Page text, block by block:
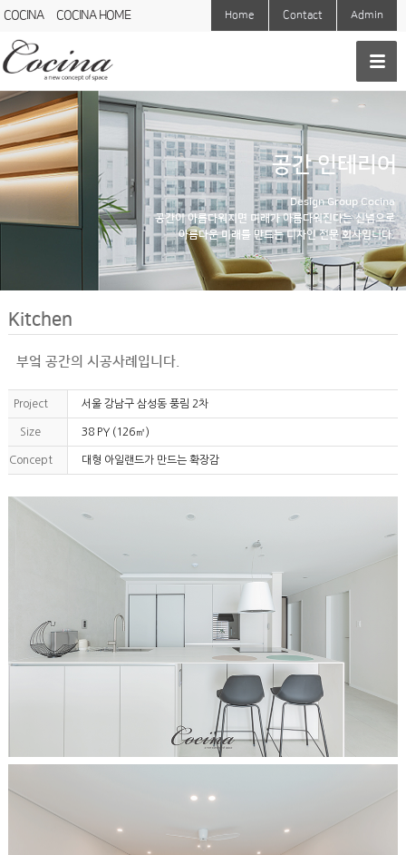
COCINA COCINA HOME Home Contact Admin
공간 인테리어
Design Group Cocina
공간이 아름다워지면 미래가 아름다워진다는 신념으로
아름다운 미래를 만드는 디자인 전문 회사입니다.
Kitchen
부엌 공간의 시공사례입니다.
Project 서울 강남구 삼성동 풍림 2차
Size 38 PY (126㎡)
Concept 대형 아일랜드가 만드는 확장감